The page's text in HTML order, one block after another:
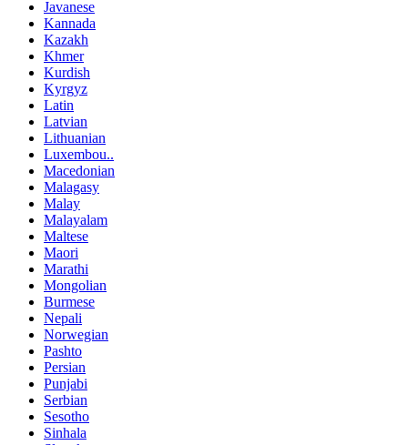
Javanese
Kannada
Kazakh
Khmer
Kurdish
Kyrgyz
Latin
Latvian
Lithuanian
Luxembou..
Macedonian
Malagasy
Malay
Malayalam
Maltese
Maori
Marathi
Mongolian
Burmese
Nepali
Norwegian
Pashto
Persian
Punjabi
Serbian
Sesotho
Sinhala